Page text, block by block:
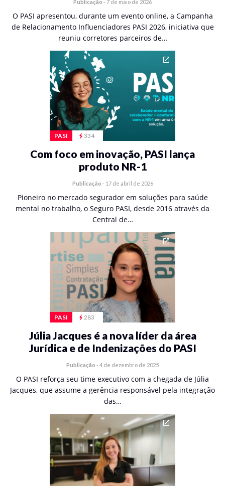
Publicação - 7 de maio de 2026
O PASI apresentou, durante um evento online, a Campanha
de Relacionamento Influenciadores PASI 2026, iniciativa que
reuniu corretores parceiros de…
PASI 334
Com foco em inovação, PASI lança
produto NR-1
Publicação - 17 de abril de 2026
Pioneiro no mercado segurador em soluções para saúde
mental no trabalho, o Seguro PASI, desde 2016 através da
Central de…
PASI 283
Júlia Jacques é a nova líder da área
Jurídica e de Indenizações do PASI
Publicação - 4 de dezembro de 2025
O PASI reforça seu time executivo com a chegada de Júlia
Jacques, que assume a gerência responsável pela integração
das…